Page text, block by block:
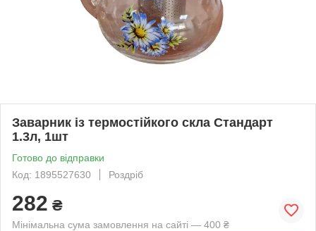
Заварник із термостійкого скла Стандарт
1.3л, 1шт
Готово до відправки
Код: 1895527630
Роздріб
282 ₴
Мінімальна сума замовлення на сайті — 400 ₴